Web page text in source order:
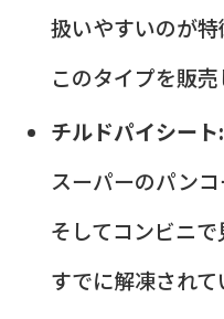
扱いやすいのが
このタイプを販売
チルドパイシート:
スーパーのパンコ
そしてコンビニで
すでに解凍されて